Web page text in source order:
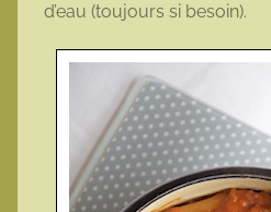
d’eau (toujours si besoin).